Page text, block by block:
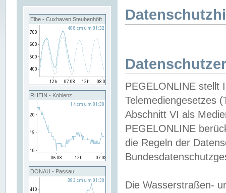
Elbe - Cuxhaven Steubenhöft
RHEIN - Koblenz
DONAU - Passau
PEGELONLINE stellt
Telemediengesetzes
Abschnitt VI als
PEGELONLINE
die Regeln der
Die Wasserstraßen-